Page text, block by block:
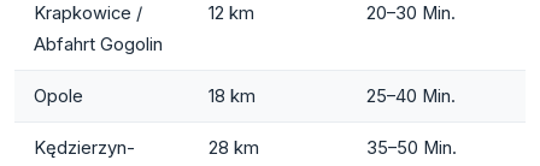
Krapkowice /
Abfahrt Gogolin
12 km 20–30 Min.
Opole 18 km 25–40 Min.
Kędzierzyn-
28 km 35–50 Min.